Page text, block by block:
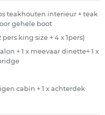
teakhouten interieur + teak
gehele boot
pers king size + 4 x 1pers)
+ 1 x meevaar dinette+ 1 x
cabin + 1 x achterdek